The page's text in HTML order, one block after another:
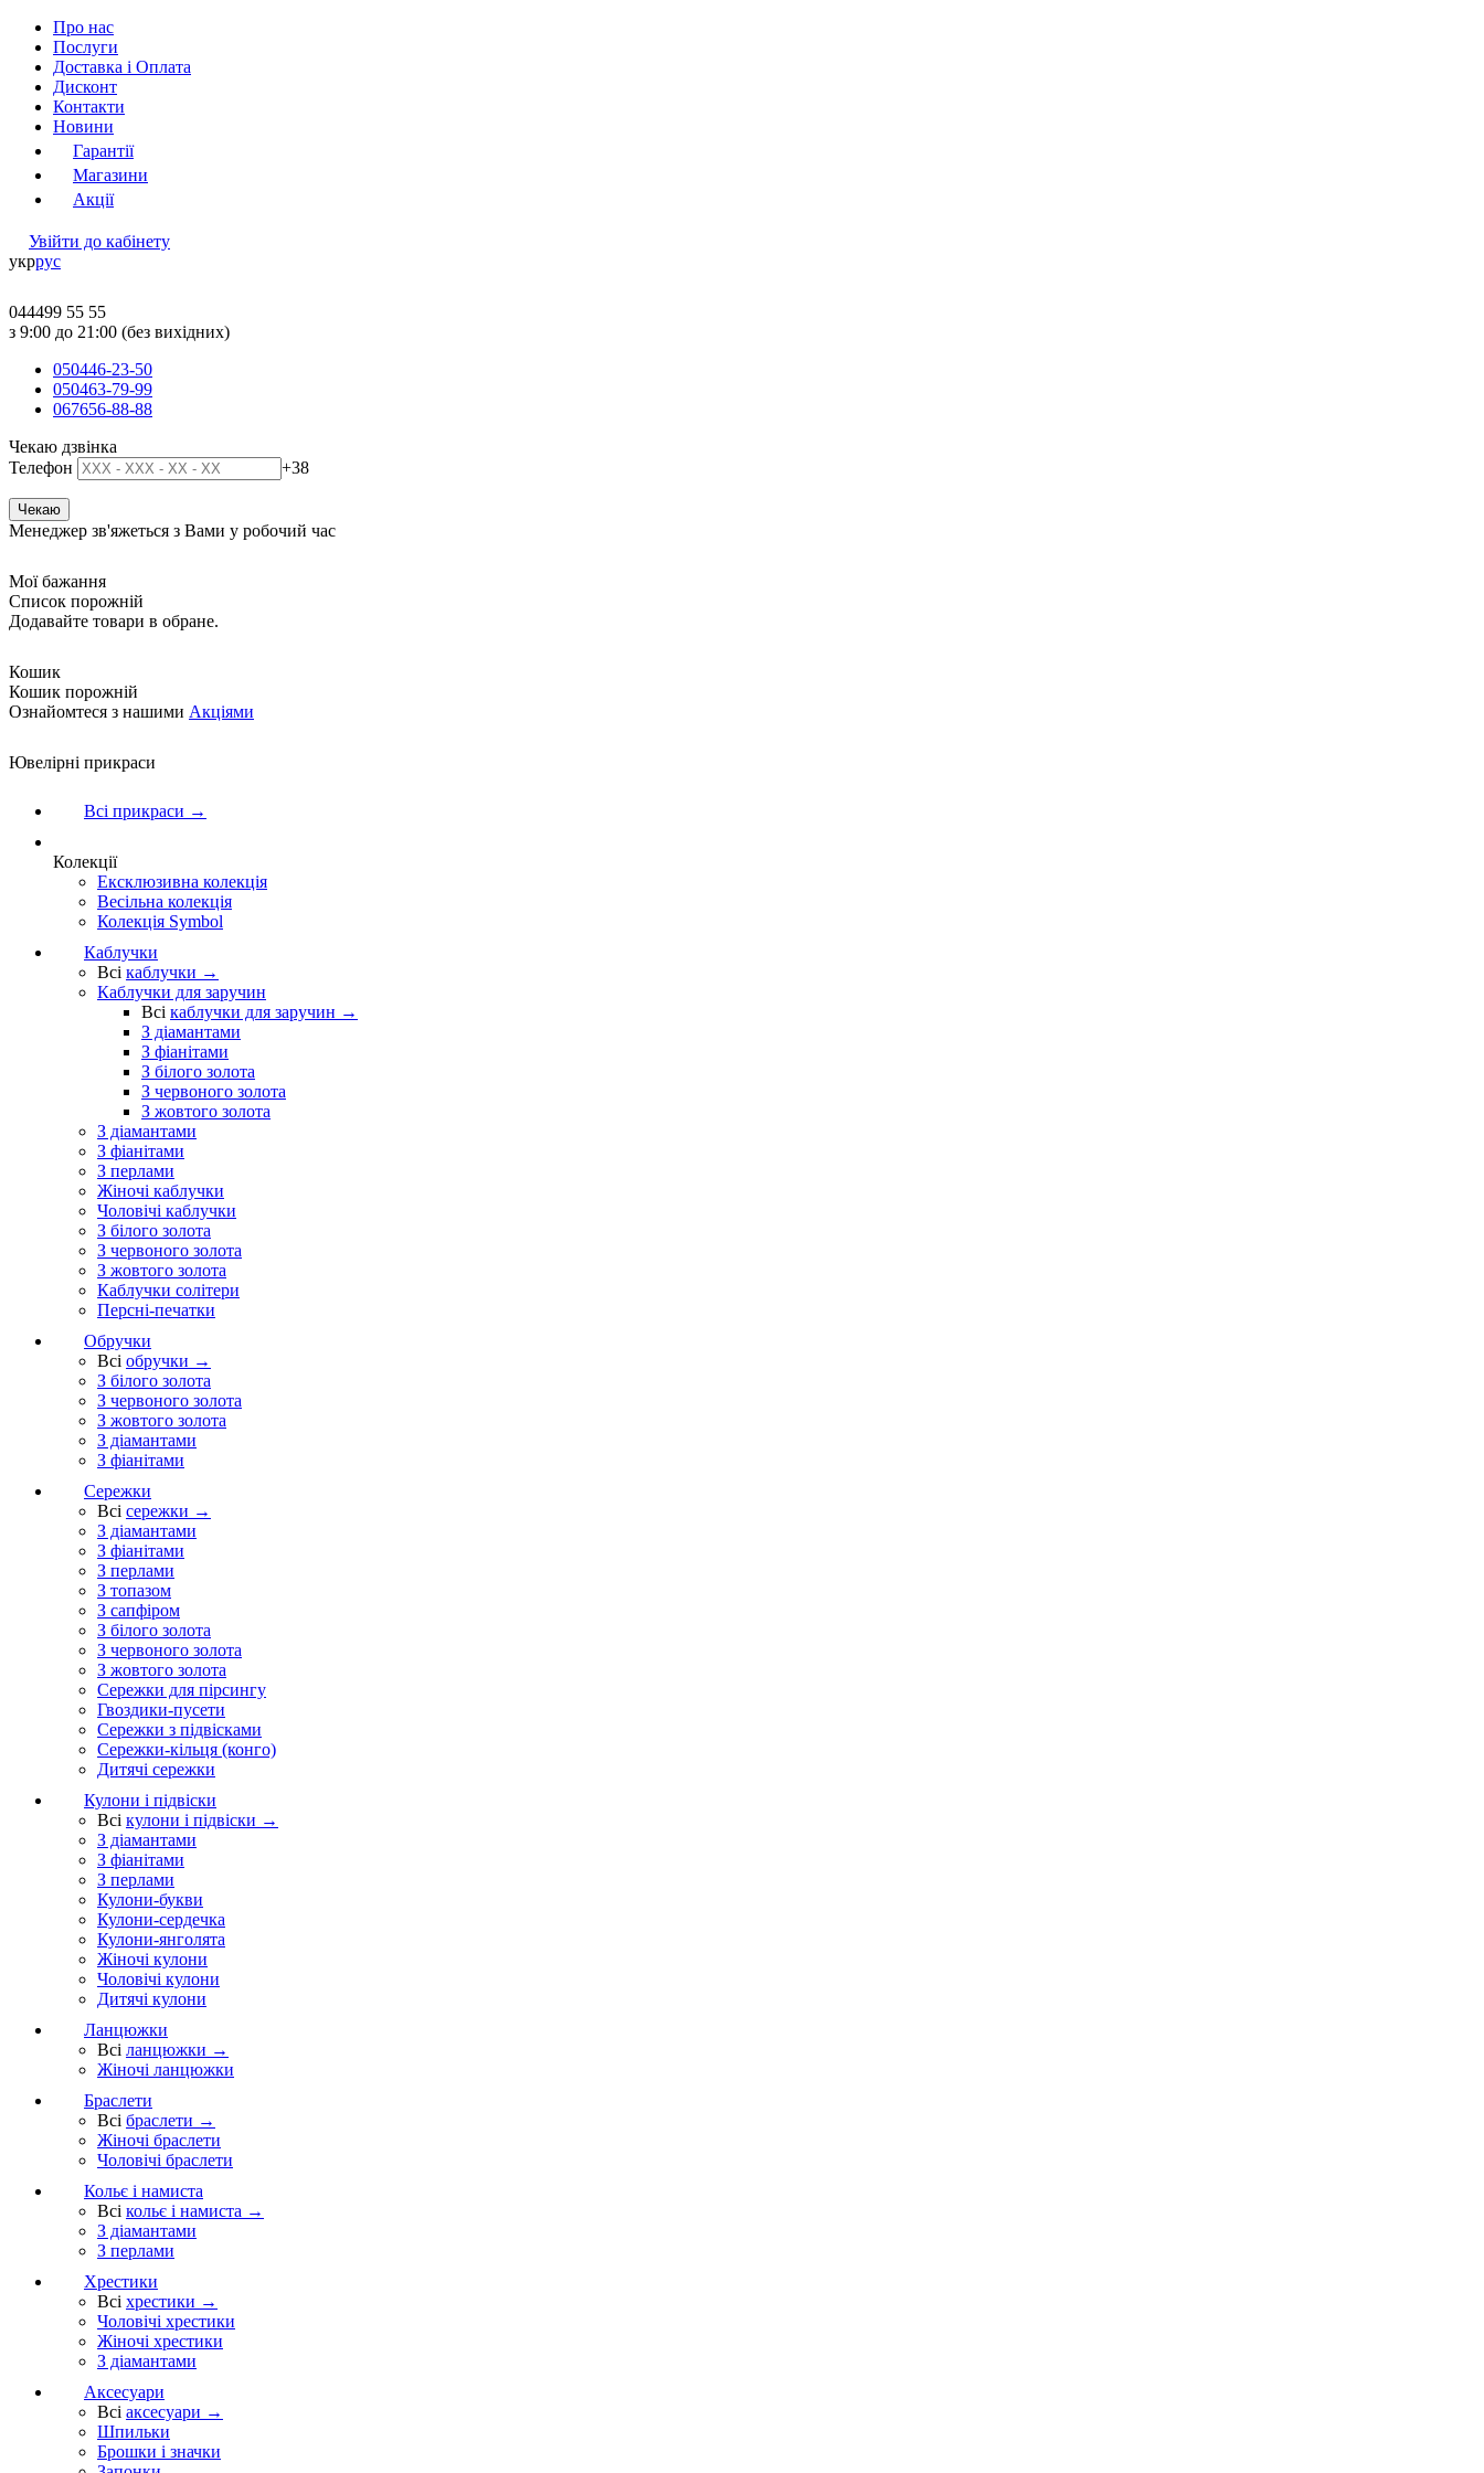
Про нас
Послуги
Доставка і Оплата
Дисконт
Контакти
Новини
Гарантії
Магазини
Акції
Увійти до кабінету
укррус
044499 55 55
з 9:00 до 21:00 (без вихідних)
050446-23-50
050463-79-99
067656-88-88
Чекаю дзвінка
Телефон
+38
Менеджер зв'яжеться з Вами у робочий час
Мої бажання
Список порожній
Додавайте товари в обране.
Кошик
Кошик порожній
Ознайомтеся з нашими Акціями
Ювелірні прикраси
Всі прикраси →
Колекції
Ексклюзивна колекція
Весільна колекція
Колекція Symbol
Каблучки
Всі каблучки →
Каблучки для заручин
Всі каблучки для заручин →
З діамантами
З фіанітами
З білого золота
З червоного золота
З жовтого золота
З діамантами
З фіанітами
З перлами
Жіночі каблучки
Чоловічі каблучки
З білого золота
З червоного золота
З жовтого золота
Каблучки солітери
Персні-печатки
Обручки
Всі обручки →
З білого золота
З червоного золота
З жовтого золота
З діамантами
З фіанітами
Сережки
Всі сережки →
З діамантами
З фіанітами
З перлами
З топазом
З сапфіром
З білого золота
З червоного золота
З жовтого золота
Сережки для пірсингу
Гвоздики-пусети
Сережки з підвісками
Сережки-кільця (конго)
Дитячі сережки
Кулони і підвіски
Всі кулони і підвіски →
З діамантами
З фіанітами
З перлами
Кулони-букви
Кулони-сердечка
Кулони-янголята
Жіночі кулони
Чоловічі кулони
Дитячі кулони
Ланцюжки
Всі ланцюжки →
Жіночі ланцюжки
Браслети
Всі браслети →
Жіночі браслети
Чоловічі браслети
Кольє і намиста
Всі кольє і намиста →
З діамантами
З перлами
Хрестики
Всі хрестики →
Чоловічі хрестики
Жіночі хрестики
З діамантами
Аксесуари
Всі аксесуари →
Шпильки
Брошки і значки